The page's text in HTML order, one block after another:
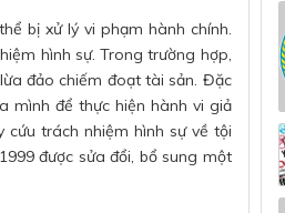
bị xử lý vi phạm hành chính.
hình sự. Trong trường hợp,
đảo chiếm đoạt tài sản. Đặc
mình để thực hiện hành vi giả
cứu trách nhiệm hình sự về tội
được sửa đổi, bổ sung một